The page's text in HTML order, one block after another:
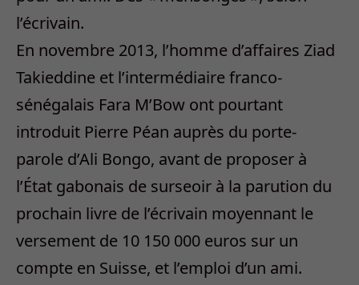
l’écrivain.
En novembre 2013, l’homme d’affaires Ziad
Takieddine et l’intermédiaire franco-
sénégalais Fara M’Bow ont pourtant
introduit Pierre Péan auprès du porte-
parole d’Ali Bongo, avant de proposer à
l’État gabonais de surseoir à la parution du
prochain livre de l’écrivain moyennant le
versement de 10 150 000 euros sur un
compte en Suisse, et l’emploi d’un ami.